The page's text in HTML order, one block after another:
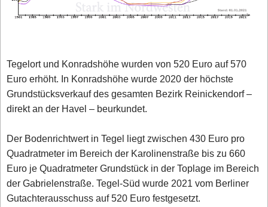
Tegelort und Konradshöhe wurden von 520 Euro auf 570
Euro erhöht. In Konradshöhe wurde 2020 der höchste
Grundstücksverkauf des gesamten Bezirk Reinickendorf –
direkt an der Havel – beurkundet.
Der Bodenrichtwert in Tegel liegt zwischen 430 Euro pro
Quadratmeter im Bereich der Karolinenstraße bis zu 660
Euro je Quadratmeter Grundstück in der Toplage im Bereich
der Gabrielenstraße. Tegel-Süd wurde 2021 vom Berliner
Gutachterausschuss auf 520 Euro festgesetzt.